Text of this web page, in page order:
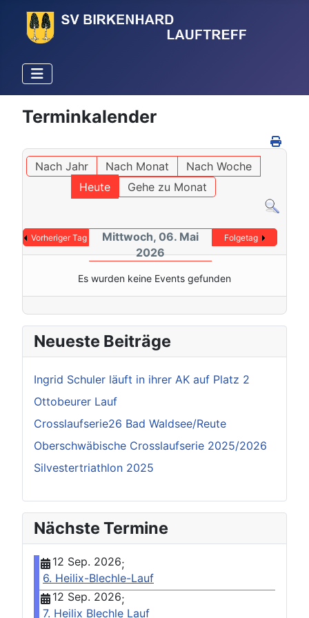
Terminkalender
Nach Jahr Nach Monat
Nach Woche
Heute
Gehe zu Monat
Vorheriger Tag
Mittwoch, 06. Mai
2026
Folgetag
Es wurden keine Events gefunden
Neueste Beiträge
Ingrid Schuler läuft in ihrer AK auf Platz 2
Ottobeurer Lauf
Crosslaufserie26 Bad Waldsee/Reute
Oberschwäbische Crosslaufserie 2025/2026
Silvestertriathlon 2025
Nächste Termine
12 Sep. 2026;
6. Heilix-Blechle-Lauf
12 Sep. 2026;
7. Heilix Blechle Lauf